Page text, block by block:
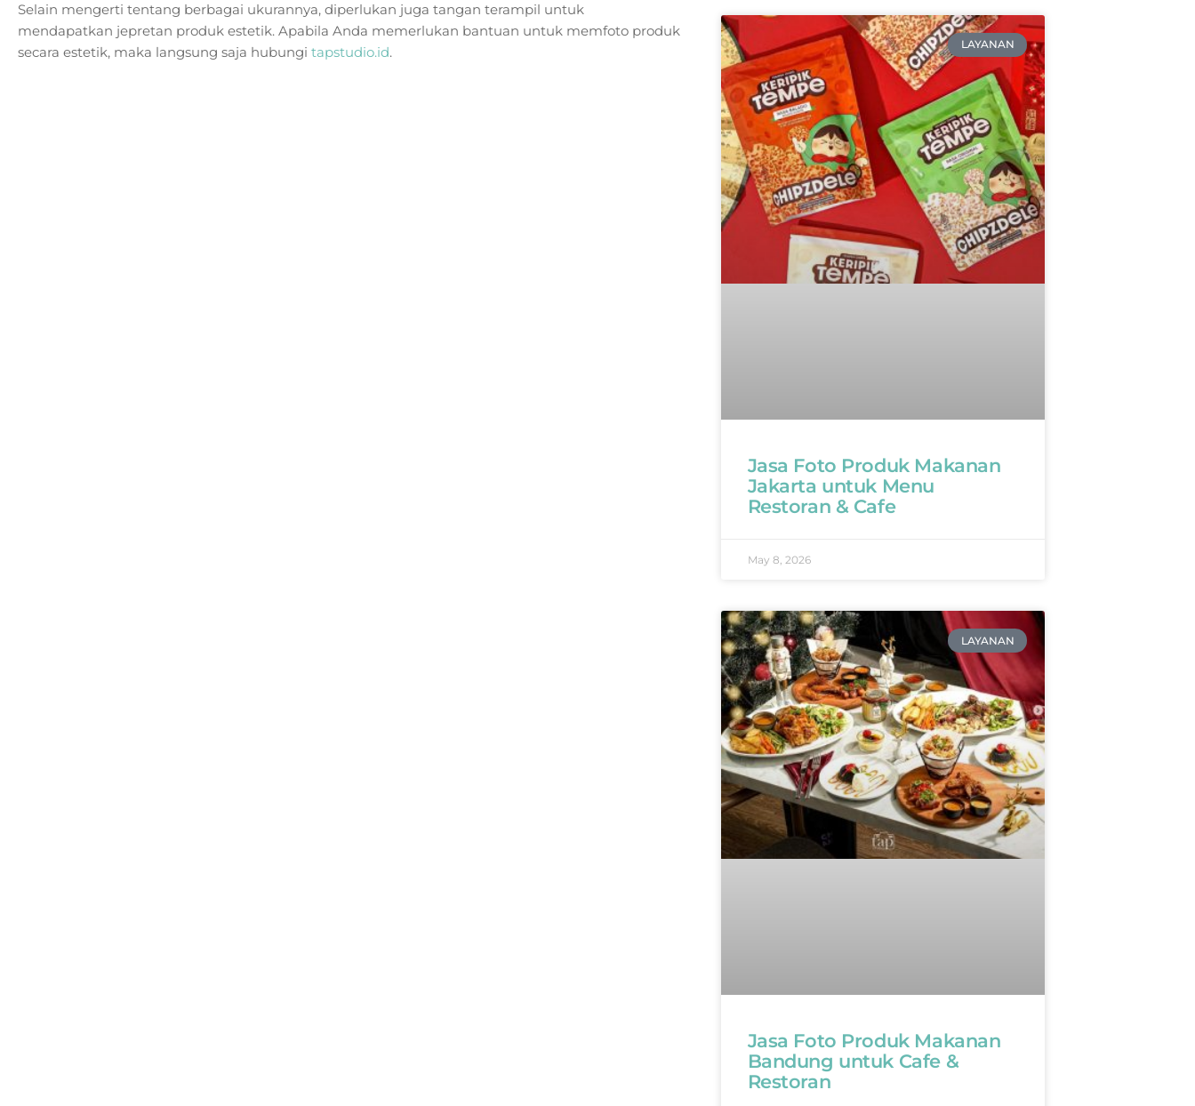
Selain mengerti tentang berbagai ukurannya, diperlukan juga tangan terampil untuk
mendapatkan jepretan produk estetik. Apabila Anda memerlukan bantuan untuk memfoto produk
secara estetik, maka langsung saja hubungi tapstudio.id. LAYANAN
Jasa Foto Produk Makanan
Jakarta untuk Menu
Restoran & Cafe
May 8, 2026
LAYANAN
Jasa Foto Produk Makanan
Bandung untuk Cafe &
Restoran